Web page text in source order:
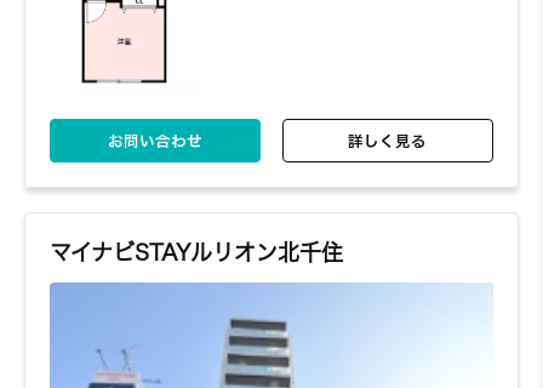
お問い合わせ 詳しく見る
マイナビSTAYルリオン北千住